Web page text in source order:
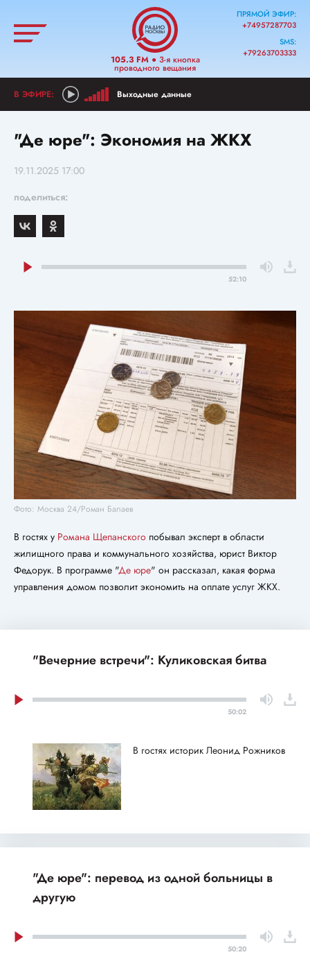
105.3 FM● 3-я кнопка
проводного вещания
ПРЯМОЙ ЭФИР:
+74957287703
SMS:
+79263703333
Выходные данные
"Де юре": Экономия на ЖКХ
19.11.2025 17:00
поделиться:
52:10
Фото: Москва 24/Роман Балаев
В гостях у Романа Щепанского побывал эксперт в области
жилищного права и коммунального хозяйства, юрист Виктор
Федорук. В программе "Де юре" он рассказал, какая форма
управления домом позволит экономить на оплате услуг ЖКХ.
"Вечерние встречи": Куликовская битва
50:02
В гостях историк Леонид Рожников
"Де юре": перевод из одной больницы в
другую
50:20